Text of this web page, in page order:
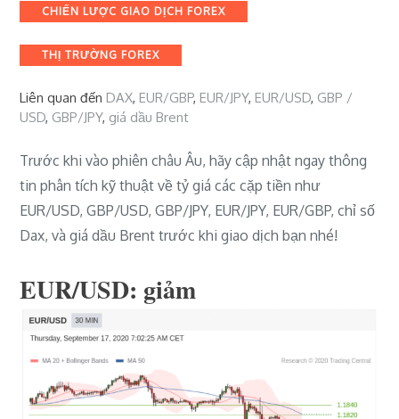
Categories
CHIẾN LƯỢC GIAO DỊCH FOREX
THỊ TRƯỜNG FOREX
Liên quan đếnDAX,EUR/GBP,EUR/JPY,EUR/USD, GBP /
USD, GBP/JPY, giá dầu Brent
Trước khi vào phiên châu Âu, hãy cập nhật ngay thông
tin phân tích kỹ thuật về tỷ giá các cặp tiền như
EUR/USD, GBP/USD, GBP/JPY, EUR/JPY, EUR/GBP, chỉ số
Dax, và giá dầu Brent trước khi giao dịch bạn nhé!
EUR/USD: giảm